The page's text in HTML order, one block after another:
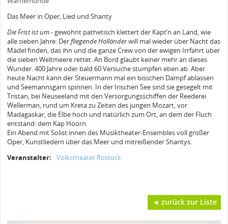
Das Meer in Oper, Lied und Shanty
Die Frist ist um- gewohnt pathetisch klettert der Käpt’n an Land, wie
alle sieben Jahre: Derfliegende Holländerwill mal wieder über Nacht das
Mädel finden, das ihn und die ganze Crew von der ewigen Irrfahrt über
die sieben Weltmeere rettet. An Bord glaubt keiner mehr an dieses
Wunder. 400 Jahre oder bald 60 Versuche stumpfen eben ab. Aber
heute Nacht kann der Steuermann mal ein bisschen Dampf ablassen
und Seemannsgarn spinnen. In der Irischen See sind sie gesegelt mit
Tristan, bei Neuseeland mit den Versorgungsschiffen der Reederei
Wellerman, rund um Kreta zu Zeiten des jungen Mozart, vor
Madagaskar, die Elbe hoch und natürlich zum Ort, an dem der Fluch
entstand: dem Kap Hoorn.
Ein Abend mit Solist:innen des Musiktheater-Ensembles voll großer
Oper, Kunstliedern über das Meer und mitreißender Shantys.
Veranstalter:
Volkstheater Rostock
◄ zurück zur Liste